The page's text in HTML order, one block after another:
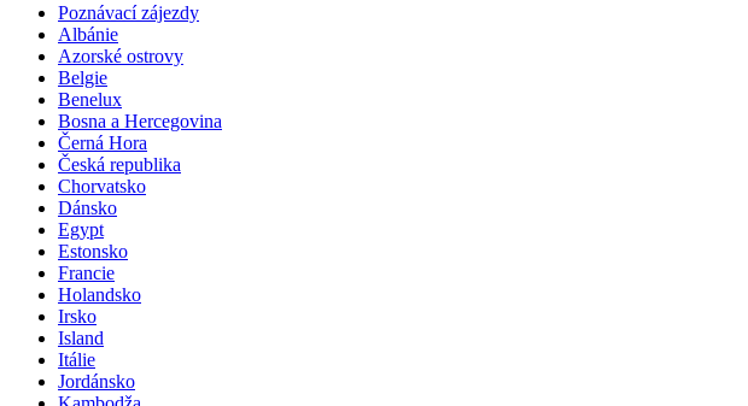
Poznávací zájezdy
Albánie
Azorské ostrovy
Belgie
Benelux
Bosna a Hercegovina
Černá Hora
Česká republika
Chorvatsko
Dánsko
Egypt
Estonsko
Francie
Holandsko
Irsko
Island
Itálie
Jordánsko